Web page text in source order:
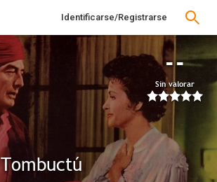
Identificarse/Registrarse
--
Sin valorar
Tombuctú